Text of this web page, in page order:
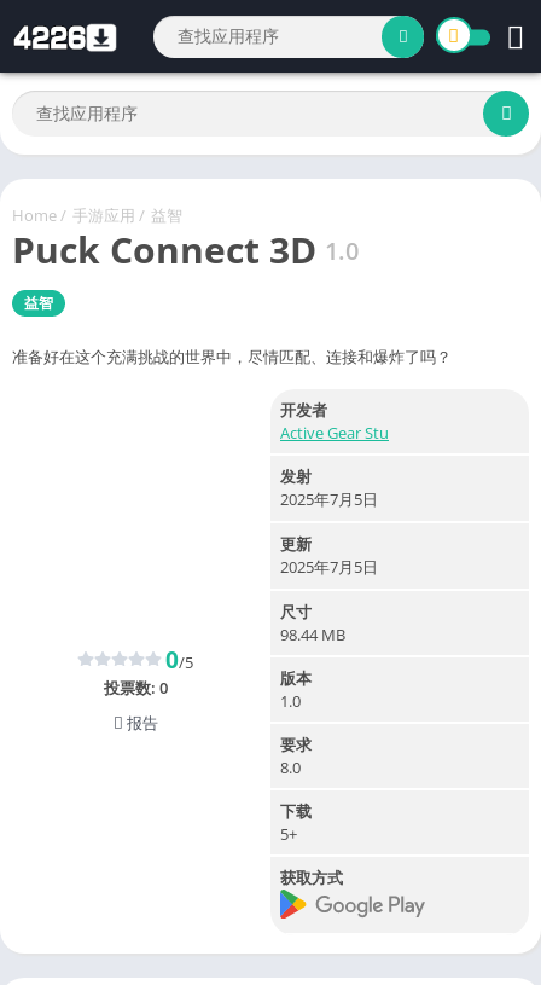
Home/ 手游应用 / 益智
Puck Connect 3D 1.0
益智
准备好在这个充满挑战的世界中，尽情匹配、连接和爆炸了吗？
0/5
投票数: 0
报告
开发者
Active Gear Stu
发射
2025年7月5日
更新
2025年7月5日
尺寸
98.44 MB
版本
1.0
要求
8.0
下载
5+
获取方式